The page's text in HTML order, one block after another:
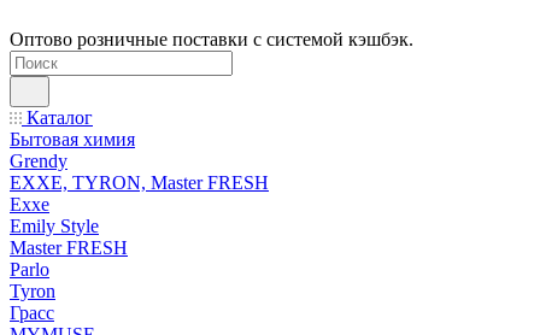
Оптово розничные поставки с системой кэшбэк.
Каталог
Бытовая химия
Grendy
EXXE, TYRON, Master FRESH
Exxe
Emily Style
Master FRESH
Parlo
Tyron
Грасс